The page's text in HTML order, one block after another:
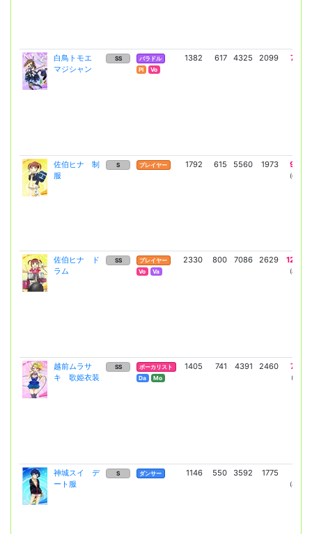
白鳥トモエ
マジシャン
SS
バラドル
Pl
Vo
1382 617 4325 2099 7577
佐伯ヒナ 制
服
S プレイヤー 1792 615 5560 1973 9485
(6924)
佐伯ヒナ ド
ラム
SS
プレイヤー
Vo
Va
2330 800 7086 2629 12305
(8982)
越前ムラサ
キ 歌姫衣装
SS
ボーカリスト
Da
Mo
1405 741 4391 2460 7689
(5613)
神城スイ デ
ート服
S ダンサー 1146 550 3592 1775
(4465)